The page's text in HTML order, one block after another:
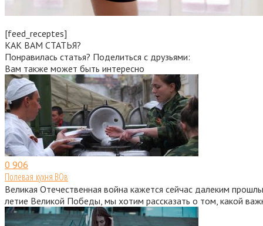
[feed_receptes]
КАК ВАМ СТАТЬЯ?
Понравилась статья? Поделиться с друзьями:
Вам также может быть интересно
0 906
Полевая кухня ВОв
Великая Отечественная война кажется сейчас далеким
летие Великой Победы, мы хотим рассказать о том, какой